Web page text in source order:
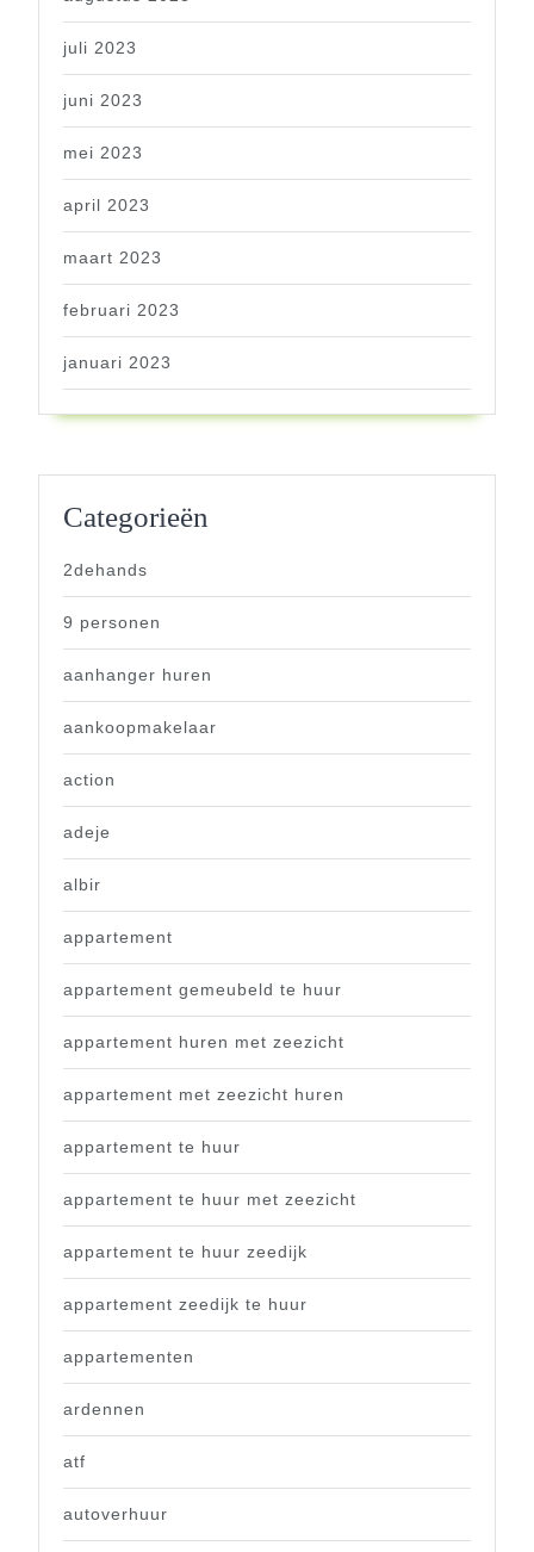
juli 2023
juni 2023
mei 2023
april 2023
maart 2023
februari 2023
januari 2023
Categorieën
2dehands
9 personen
aanhanger huren
aankoopmakelaar
action
adeje
albir
appartement
appartement gemeubeld te huur
appartement huren met zeezicht
appartement met zeezicht huren
appartement te huur
appartement te huur met zeezicht
appartement te huur zeedijk
appartement zeedijk te huur
appartementen
ardennen
atf
autoverhuur